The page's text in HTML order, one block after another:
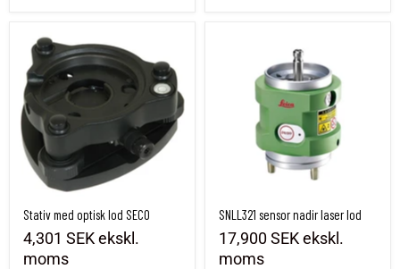
Stativ med optisk lod SECO
Stativ med optisk lod SECO
4,301 SEKekskl.
moms
SNLL321 sensor nadir laser lod
17,900 SEKekskl.
moms